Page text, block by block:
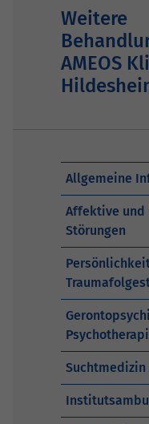
Weitere
AMEOS
Allgemeine
Affektive und
Störungen
Suchtmedizin